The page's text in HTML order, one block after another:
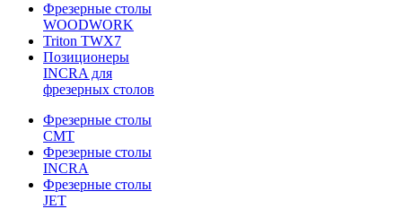
Фрезерные столы
WOODWORK
Triton TWX7
Позиционеры
INCRA для
фрезерных столов
Фрезерные столы
CMT
Фрезерные столы
INCRA
Фрезерные столы
JET